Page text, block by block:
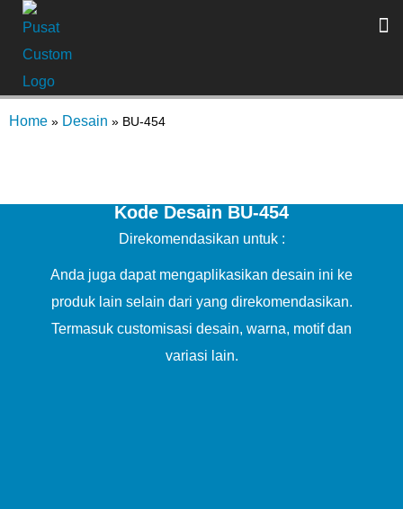
Home » Desain » BU-454
Kode Desain BU-454
Direkomendasikan untuk :
Anda juga dapat mengaplikasikan desain ini ke
produk lain selain dari yang direkomendasikan.
Termasuk customisasi desain, warna, motif dan
variasi lain.